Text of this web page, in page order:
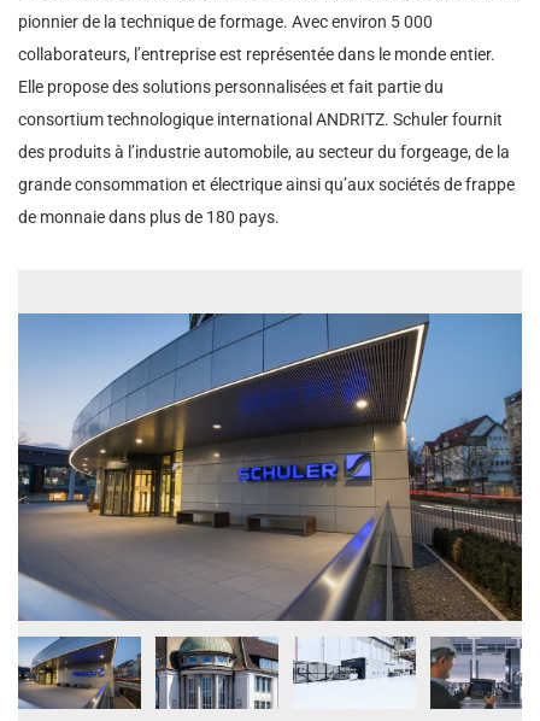
pionnier de la technique de formage. Avec environ 5 000
collaborateurs, l’entreprise est représentée dans le monde entier.
Elle propose des solutions personnalisées et fait partie du
consortium technologique international ANDRITZ. Schuler fournit
des produits à l’industrie automobile, au secteur du forgeage, de la
grande consommation et électrique ainsi qu’aux sociétés de frappe
de monnaie dans plus de 180 pays.